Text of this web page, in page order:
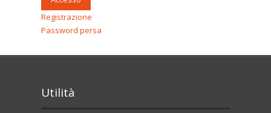
Registrazione
Password persa
Utilità